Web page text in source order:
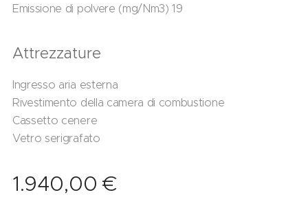
Emissione di polvere (mg/Nm3) 19
Attrezzature
Ingresso aria esterna
Rivestimento della camera di combustione
Cassetto cenere
Vetro serigrafato
1.940,00 €